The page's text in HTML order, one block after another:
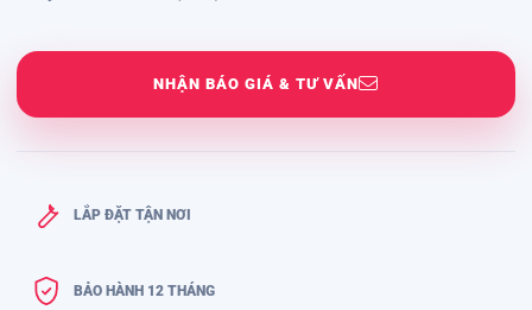
NHẬN BÁO GIÁ & TƯ VẤN
LẮP ĐẶT TẬN NƠI
BẢO HÀNH 12 THÁNG